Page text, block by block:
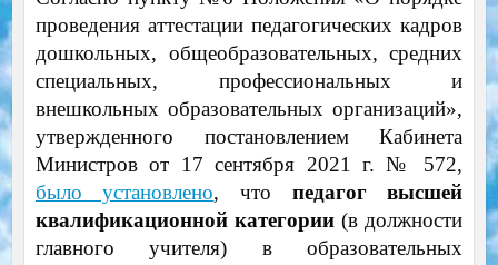
проведения аттестации педагогических кадров
дошкольных, общеобразовательных, средних
специальных, профессиональных и
внешкольных образовательных организаций»,
утвержденного постановлением Кабинета
Министров от 17 сентября 2021 г. № 572,
было установлено, что педагог высшей
квалификационной категории(в должности
главного учителя) в образовательных